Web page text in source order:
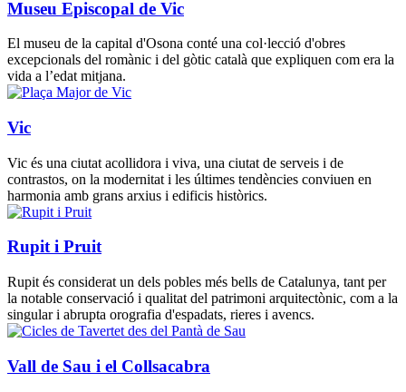
Museu Episcopal de Vic
El museu de la capital d'Osona conté una col·lecció d'obres
excepcionals del romànic i del gòtic català que expliquen com era la
vida a l’edat mitjana.
Vic
Vic és una ciutat acollidora i viva, una ciutat de serveis i de
contrastos, on la modernitat i les últimes tendències conviuen en
harmonia amb grans arxius i edificis històrics.
Rupit i Pruit
Rupit és considerat un dels pobles més bells de Catalunya, tant per
la notable conservació i qualitat del patrimoni arquitectònic, com a la
singular i abrupta orografia d'espadats, rieres i avencs.
Vall de Sau i el Collsacabra